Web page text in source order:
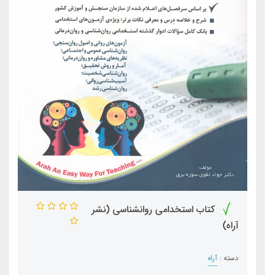
کتاب استخدامی روانشناسی (نشر
آراه)
دسته : آراه